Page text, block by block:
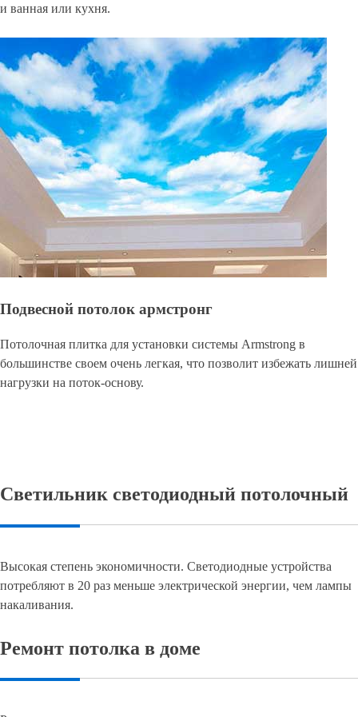
и ванная или кухня.
Подвесной потолок армстронг
Потолочная плитка для установки системы Armstrong в
большинстве своем очень легкая, что позволит избежать лишней
нагрузки на поток-основу.
Светильник светодиодный потолочный
Высокая степень экономичности. Светодиодные устройства
потребляют в 20 раз меньше электрической энергии, чем лампы
накаливания.
Ремонт потолка в доме